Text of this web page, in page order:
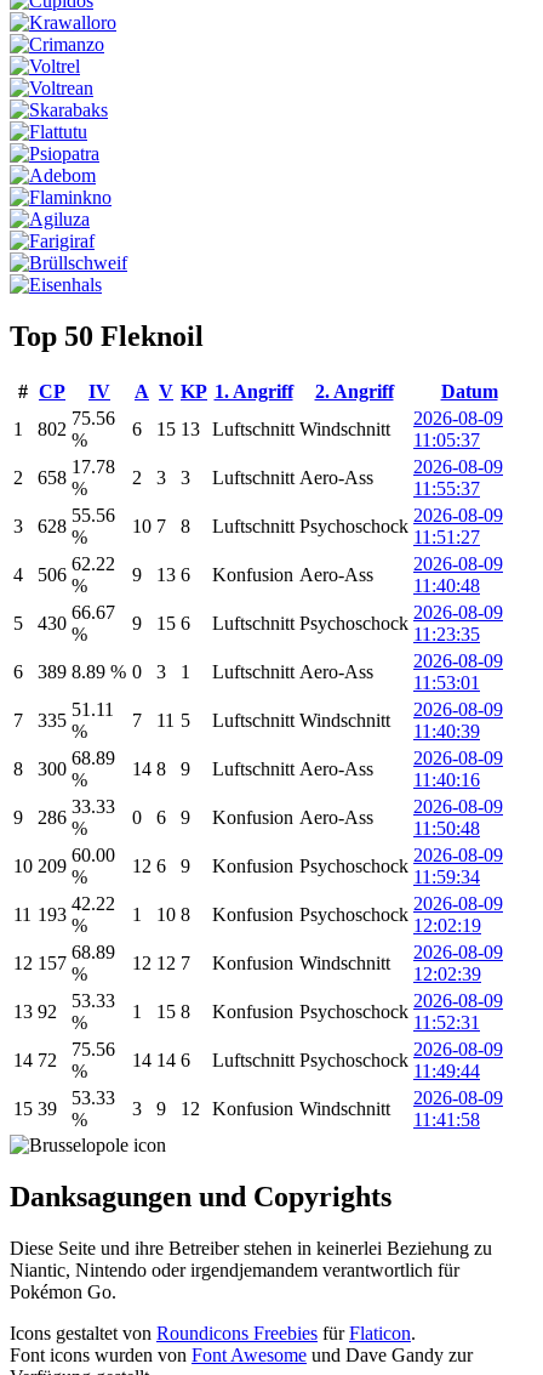
Top 50 Fleknoil
# CP IV A V KP 1. Angriff 2. Angriff
Datum
1
802
75.56
%
6 15 13 Luftschnitt Windschnitt
2026-08-09
11:05:37
2
658
17.78
%
2 3 3 Luftschnitt Aero-Ass
2026-08-09
11:55:37
3
628
55.56
%
10 7 8 Luftschnitt Psychoschock
2026-08-09
11:51:27
4
506
62.22
%
9 13 6 Konfusion Aero-Ass
2026-08-09
11:40:48
5
430
66.67
%
9 15 6 Luftschnitt Psychoschock
2026-08-09
11:23:35
6
389 8.89 % 0 3 1 Luftschnitt Aero-Ass
2026-08-09
11:53:01
7
335
51.11
%
7 11 5 Luftschnitt Windschnitt
2026-08-09
11:40:39
8
300
68.89
%
14 8 9 Luftschnitt Aero-Ass
2026-08-09
11:40:16
9
286
33.33
%
0 6 9 Konfusion Aero-Ass
2026-08-09
11:50:48
10 209
60.00
%
12 6 9 Konfusion Psychoschock
2026-08-09
11:59:34
11 193
42.22
%
1 10 8 Konfusion Psychoschock
2026-08-09
12:02:19
12 157
68.89
%
12 12 7 Konfusion Windschnitt
2026-08-09
12:02:39
13 92
53.33
%
1 15 8 Konfusion Psychoschock
2026-08-09
11:52:31
14 72
75.56
%
14 14 6 Luftschnitt Psychoschock
2026-08-09
11:49:44
15 39
53.33
%
3 9 12 Konfusion Windschnitt
2026-08-09
11:41:58
Danksagungen und Copyrights
Diese Seite und ihre Betreiber stehen in keinerlei Beziehung zu
Niantic, Nintendo oder irgendjemandem verantwortlich für
Pokémon Go.
Icons gestaltet von Roundicons Freebies fürFlaticon.
Font icons wurden von Font Awesome und Dave Gandy zur